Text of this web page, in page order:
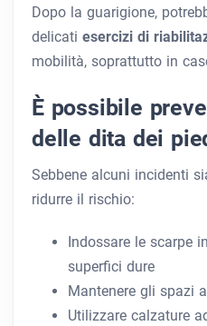
Dopo la guarigione,
delicati esercizi di
mobilità, soprattutto in
È possibile
delle dita dei
Sebbene alcuni incidenti
ridurre il rischio:
Indossare le scarpe
superfici dure
Mantenere gli spazi
Utilizzare calzature